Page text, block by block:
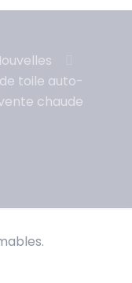
toile auto-
chaude